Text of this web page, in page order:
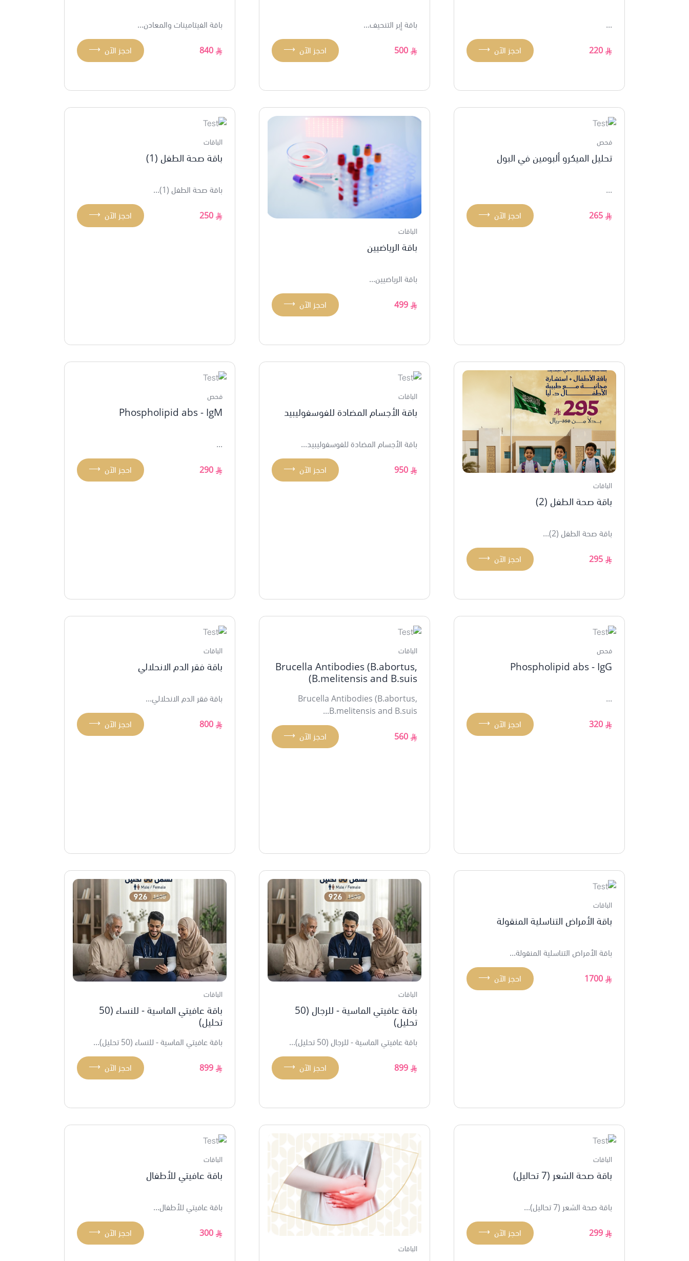
...
220
⟶ احجز الآن
باقة إبر التنحيف...
500
⟶ احجز الآن
باقة الفيتامينات والمعادن...
840
⟶ احجز الآن
فحص
تحليل الميكرو ألبومين في البول
...
265
⟶ احجز الآن
الباقات
باقة الرياضيين
باقة الرياضيين...
499
⟶ احجز الآن
الباقات
باقة صحة الطفل (1)
باقة صحة الطفل (1)...
250
⟶ احجز الآن
الباقات
باقة صحة الطفل (2)
باقة صحة الطفل (2)...
295
⟶ احجز الآن
الباقات
باقة الأجسام المضادة للفوسفوليبيد
باقة الأجسام المضادة للفوسفوليبيد...
950
⟶ احجز الآن
فحص
Phospholipid abs - IgM
...
290
⟶ احجز الآن
فحص
Phospholipid abs - IgG
...
320
⟶ احجز الآن
الباقات
Brucella Antibodies (B.abortus,
B.melitensis and B.suis)
Brucella Antibodies (B.abortus,
B.melitensis and B.suis...
560
⟶ احجز الآن
الباقات
باقة فقر الدم الانحلالي
باقة فقر الدم الانحلالي...
800
⟶ احجز الآن
الباقات
باقة الأمراض التناسلية المنقولة
باقة الأمراض التناسلية المنقولة...
1700
⟶ احجز الآن
الباقات
باقة عافيتي الماسية - للرجال (50
تحليل)
باقة عافيتي الماسية - للرجال (50 تحليل)...
899
⟶ احجز الآن
الباقات
باقة عافيتي الماسية - للنساء (50
تحليل)
باقة عافيتي الماسية - للنساء (50 تحليل)...
899
⟶ احجز الآن
الباقات
باقة صحة الشعر (7 تحاليل)
باقة صحة الشعر (7 تحاليل)...
299
⟶ احجز الآن
الباقات
الباقات
باقة عافيتي للأطفال
باقة عافيتي للأطفال...
300
⟶ احجز الآن